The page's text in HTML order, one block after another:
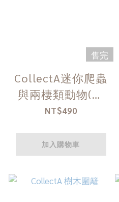
售完
CollectA迷你爬蟲
與兩棲類動物(盒
裝-12入)
NT$490
加入購物車